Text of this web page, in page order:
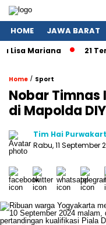
HOME JAWA BARAT
Mariana 21
Home / Sport
Nobar Timnas
di Mapolda
Tim Hai
Rabu, 11 September